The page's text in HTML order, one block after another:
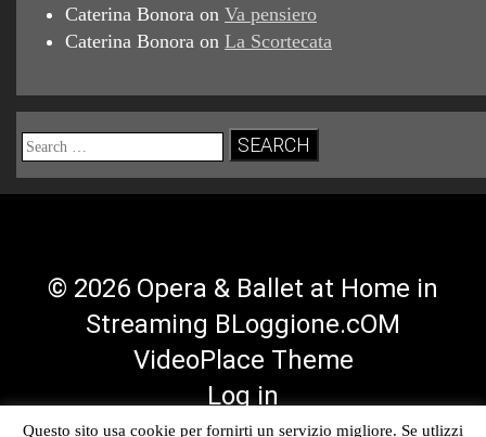
Caterina Bonora on Va pensiero
Caterina Bonora on La Scortecata
Search
for:
© 2026 Opera & Ballet at Home in
Streaming BLoggione.cOM
VideoPlace Theme
Log in
Questo sito usa cookie per fornirti un servizio migliore. Se utlizzi